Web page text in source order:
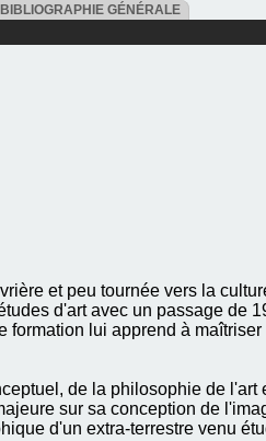
BIBLIOGRAPHIE GÉNÉRALE